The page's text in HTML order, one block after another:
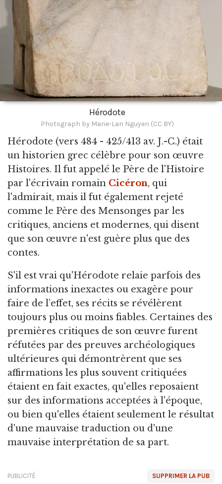
Hérodote
Photograph by Marie-Lan Nguyen (CC BY)
Hérodote (vers 484 - 425/413 av. J.-C.) était
un historien grec célèbre pour son œuvre
Histoires. Il fut appelé le Père de l'Histoire
par l'écrivain romain Cicéron, qui
l'admirait, mais il fut également rejeté
comme le Père des Mensonges par les
critiques, anciens et modernes, qui disent
que son œuvre n'est guère plus que des
contes.
S'il est vrai qu'Hérodote relaie parfois des
informations inexactes ou exagère pour
faire de l’effet, ses récits se révélèrent
toujours plus ou moins fiables. Certaines des
premières critiques de son œuvre furent
réfutées par des preuves archéologiques
ultérieures qui démontrèrent que ses
affirmations les plus souvent critiquées
étaient en fait exactes, qu'elles reposaient
sur des informations acceptées à l'époque,
ou bien qu'elles étaient seulement le résultat
d'une mauvaise traduction ou d'une
mauvaise interprétation de sa part.
SUPPRIMER LA PUB
PUBLICITÉ